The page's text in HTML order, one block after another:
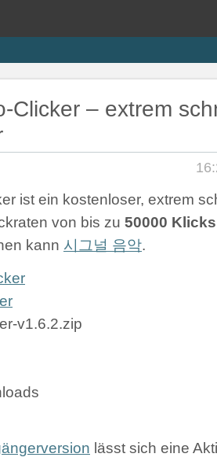
Clicker – extrem
ist ein kostenloser, extrem
von bis zu 50000
kann 시그널 음악.
v1.6.2.zip
lässt sich eine